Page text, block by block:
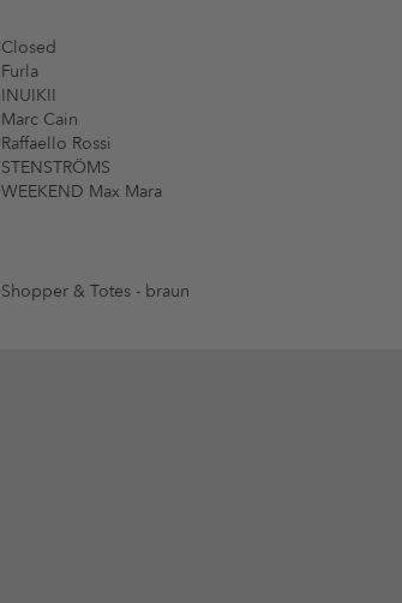
Closed
Furla
INUIKII
Marc Cain
Raffaello Rossi
STENSTRÖMS
WEEKEND Max Mara
Shopper & Totes - braun